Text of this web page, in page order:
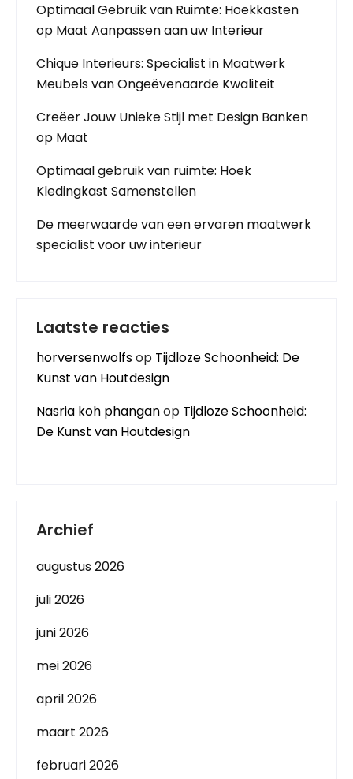
Optimaal Gebruik van Ruimte: Hoekkasten
op Maat Aanpassen aan uw Interieur
Chique Interieurs: Specialist in Maatwerk
Meubels van Ongeëvenaarde Kwaliteit
Creëer Jouw Unieke Stijl met Design Banken
op Maat
Optimaal gebruik van ruimte: Hoek
Kledingkast Samenstellen
De meerwaarde van een ervaren maatwerk
specialist voor uw interieur
Laatste reacties
horversenwolfsop Tijdloze Schoonheid: De
Kunst van Houtdesign
Nasria koh phanganop Tijdloze Schoonheid:
De Kunst van Houtdesign
Archief
augustus 2026
juli 2026
juni 2026
mei 2026
april 2026
maart 2026
februari 2026